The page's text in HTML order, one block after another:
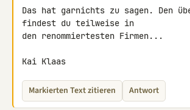
Das hat garnichts zu sagen. Den
findest du teilweise in
den renommiertesten Firmen...
Kai Klaas
Markierten Text zitieren Antwort